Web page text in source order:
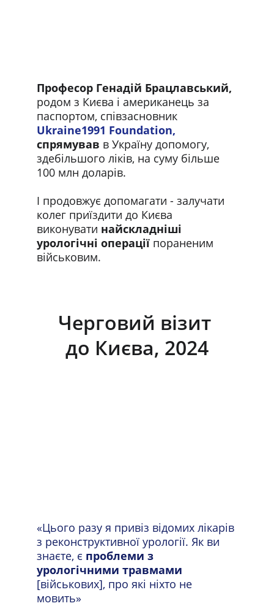
Професор Генадій Брацлавський,
родом з Києва і американець за
паспортом, співзасновник
Ukraine1991 Foundation,
спрямував в Україну допомогу,
здебільшого ліків, на суму більше
100 млн доларів.
І продовжує допомагати - залучати
колег приїздити до Києва
виконувати найскладніші
урологічні операції пораненим
військовим.
Черговий візит
до Києва, 2024
«Цього разу я привіз відомих лікарів
з реконструктивної урології. Як ви
знаєте, є проблеми з
урологічними травмами
[військових], про які ніхто не
мовить»